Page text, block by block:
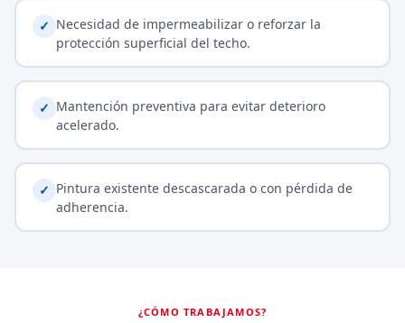
✓ Necesidad de impermeabilizar o reforzar la
protección superficial del techo.
✓ Mantención preventiva para evitar deterioro
acelerado.
✓ Pintura existente descascarada o con pérdida de
adherencia.
¿CÓMO TRABAJAMOS?